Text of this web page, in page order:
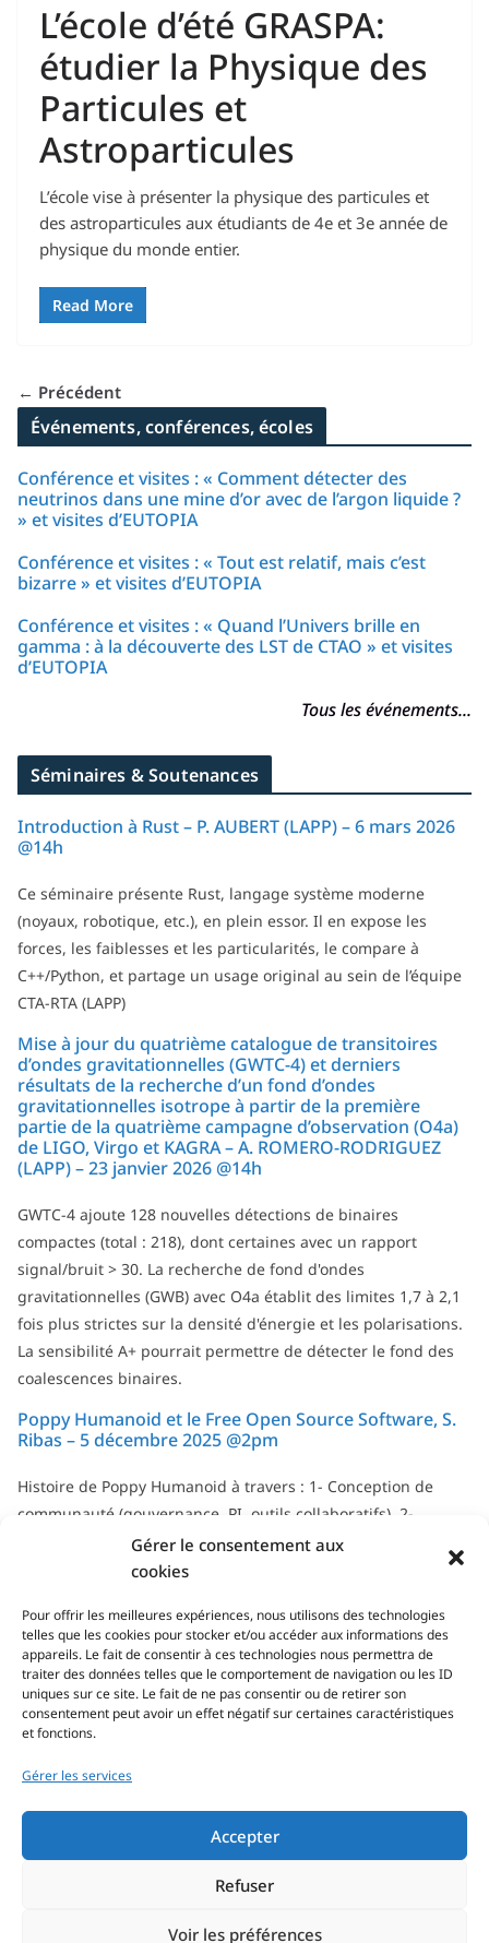
Gérer le consentement aux
cookies
Pour offrir les meilleures expériences, nous utilisons des technologies
telles que les cookies pour stocker et/ou accéder aux informations des
appareils. Le fait de consentir à ces technologies nous permettra de
traiter des données telles que le comportement de navigation ou les ID
uniques sur ce site. Le fait de ne pas consentir ou de retirer son
consentement peut avoir un effet négatif sur certaines caractéristiques
et fonctions.
Gérer les services
Accepter
Refuser
Voir les préférences
L’école d’été GRASPA:
étudier la Physique des
Particules et
Astroparticules
L’école vise à présenter la physique des particules et
des astroparticules aux étudiants de 4e et 3e année de
physique du monde entier.
Read More
← Précédent
Événements, conférences, écoles
Conférence et visites : « Comment détecter des
neutrinos dans une mine d’or avec de l’argon liquide ?
» et visites d’EUTOPIA
Conférence et visites : « Tout est relatif, mais c’est
bizarre » et visites d’EUTOPIA
Conférence et visites : « Quand l’Univers brille en
gamma : à la découverte des LST de CTAO » et visites
d’EUTOPIA
Tous les événements...
Séminaires & Soutenances
Introduction à Rust – P. AUBERT (LAPP) – 6 mars 2026
@14h
Ce séminaire présente Rust, langage système moderne
(noyaux, robotique, etc.), en plein essor. Il en expose les
forces, les faiblesses et les particularités, le compare à
C++/Python, et partage un usage original au sein de l’équipe
CTA-RTA (LAPP)
Mise à jour du quatrième catalogue de transitoires
d’ondes gravitationnelles (GWTC-4) et derniers
résultats de la recherche d’un fond d’ondes
gravitationnelles isotrope à partir de la première
partie de la quatrième campagne d’observation (O4a)
de LIGO, Virgo et KAGRA – A. ROMERO-RODRIGUEZ
(LAPP) – 23 janvier 2026 @14h
GWTC-4 ajoute 128 nouvelles détections de binaires
compactes (total : 218), dont certaines avec un rapport
signal/bruit > 30. La recherche de fond d'ondes
gravitationnelles (GWB) avec O4a établit des limites 1,7 à 2,1
fois plus strictes sur la densité d'énergie et les polarisations.
La sensibilité A+ pourrait permettre de détecter le fond des
coalescences binaires.
Poppy Humanoid et le Free Open Source Software, S.
Ribas – 5 décembre 2025 @2pm
Histoire de Poppy Humanoid à travers : 1- Conception de
communauté (gouvernance, PI, outils collaboratifs). 2-
Gestion de communauté : rôle et défis en science open
Tous les séminaires & soutenances...